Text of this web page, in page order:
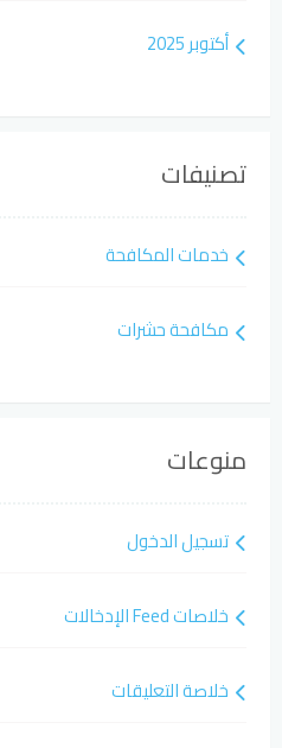
أكتوبر 2025
تصنيفات
خدمات المكافحة
مكافحة حشرات
منوعات
تسجيل الدخول
خلاصات Feed الإدخالات
خلاصة التعليقات